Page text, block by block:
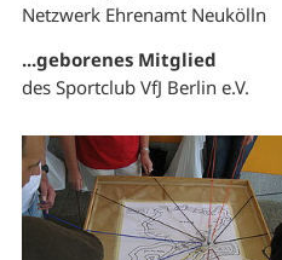
Netzwerk Ehrenamt Neukölln
...geborenes Mitglied
des Sportclub VfJ Berlin e.V.